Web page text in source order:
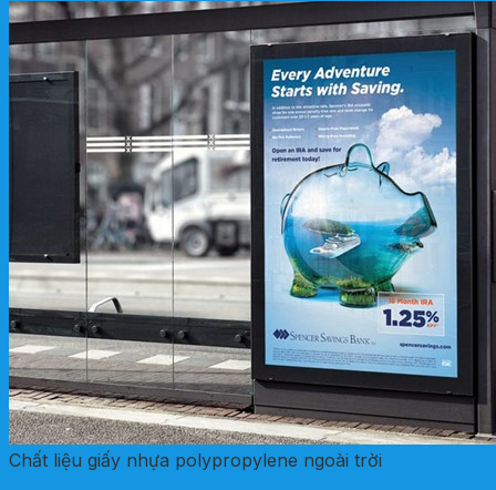
Chất liệu giấy nhựa polypropylene ngoài trời